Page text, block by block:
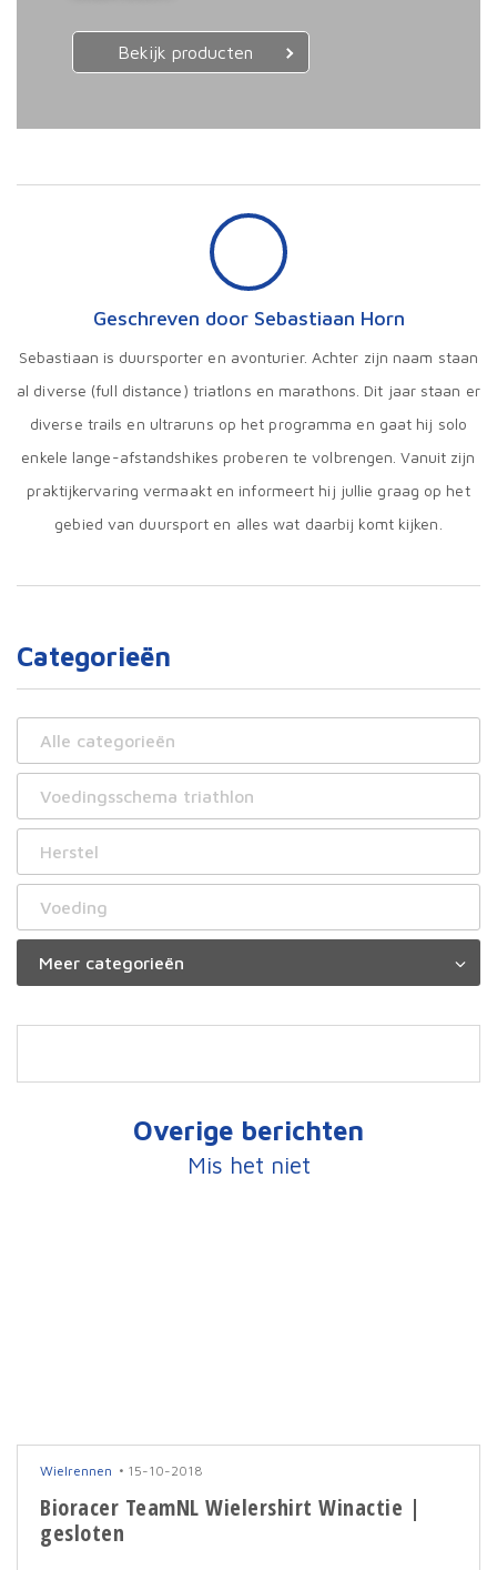
Categorieën
Alle categorieën
Voedingsschema triathlon
Herstel
Voeding
Bekijk producten
Geschreven door Sebastiaan Horn
Sebastiaan is duursporter en avonturier. Achter zijn naam staan
al diverse (full distance) triatlons en marathons. Dit jaar staan er
diverse trails en ultraruns op het programma en gaat hij solo
enkele lange-afstandshikes proberen te volbrengen. Vanuit zijn
praktijkervaring vermaakt en informeert hij jullie graag op het
gebied van duursport en alles wat daarbij komt kijken.
Overige berichten
Mis het niet
Wielrennen 15-10-2018
Bioracer TeamNL Wielershirt Winactie |
gesloten